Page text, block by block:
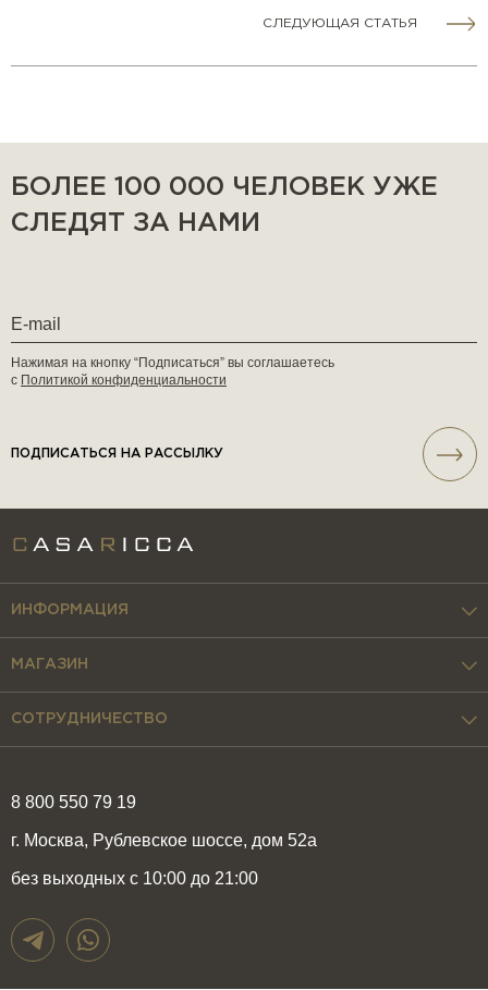
СЛЕДУЮЩАЯ СТАТЬЯ
БОЛЕЕ 100 000 ЧЕЛОВЕК УЖЕ
СЛЕДЯТ ЗА НАМИ
Нажимая на кнопку “Подписаться” вы соглашаетесь
с Политикой конфиденциальности
ПОДПИСАТЬСЯ НА РАССЫЛКУ
8 800 550 79 19
г. Москва, Рублевское шоссе, дом 52а
без выходных с 10:00 до 21:00
ИНФОРМАЦИЯ
МАГАЗИН
СОТРУДНИЧЕСТВО